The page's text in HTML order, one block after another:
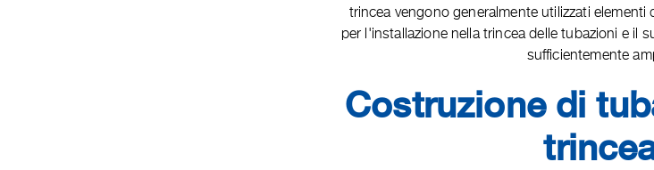
trincea vengono generalmente utilizzati
per l'installazione nella trincea delle tubazioni e il
sufficientemente
Costruzione di